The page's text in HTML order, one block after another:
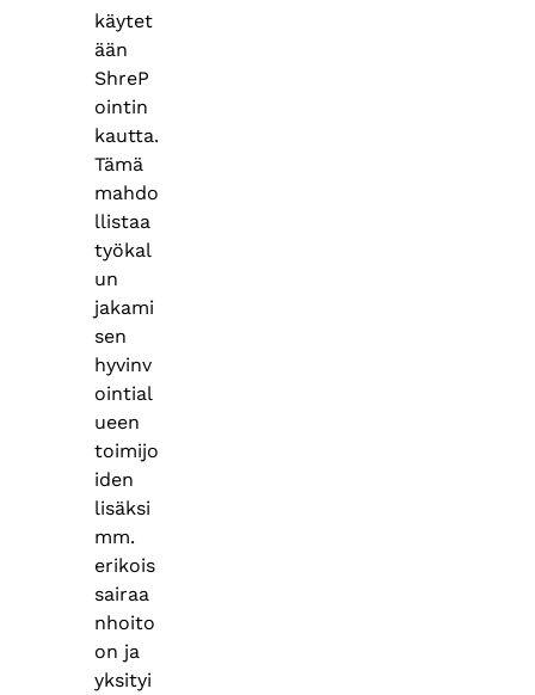
käytet
ään
ShreP
ointin
kautta.
Tämä
mahdo
llistaa
työkal
un
jakami
sen
hyvinv
ointial
ueen
toimijo
iden
lisäksi
mm.
erikois
sairaa
nhoito
on ja
yksityi